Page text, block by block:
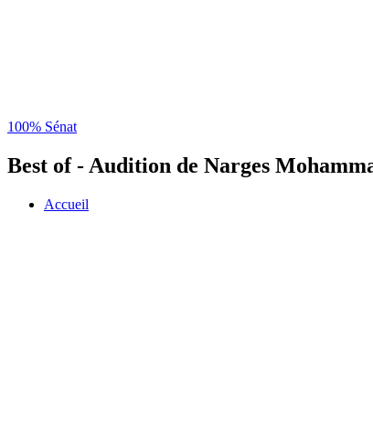
100% Sénat
Best of - Audition de Narges
Accueil